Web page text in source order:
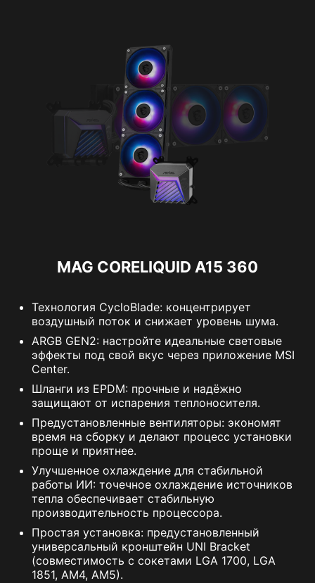
MAG CORELIQUID A15 360
Технология CycloBlade: концентрирует
воздушный поток и снижает уровень шума.
ARGB GEN2: настройте идеальные световые
эффекты под свой вкус через приложение MSI
Center.
Шланги из EPDM: прочные и надёжно
защищают от испарения теплоносителя.
Предустановленные вентиляторы: экономят
время на сборку и делают процесс установки
проще и приятнее.
Улучшенное охлаждение для стабильной
работы ИИ: точечное охлаждение источников
тепла обеспечивает стабильную
производительность процессора.
Простая установка: предустановленный
универсальный кронштейн UNI Bracket
(совместимость с сокетами LGA 1700, LGA
1851, AM4, AM5).